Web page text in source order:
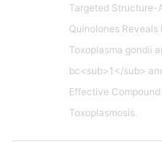
Targeted
Quinolones
Toxoplasma gondii
bc<sub>1</sub>
Effective
Toxoplasmosis.